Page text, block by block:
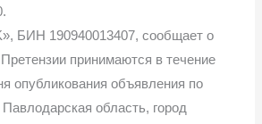
БИН 190940013407, сообщает о
принимаются в течение
опубликования объявления по
область, город